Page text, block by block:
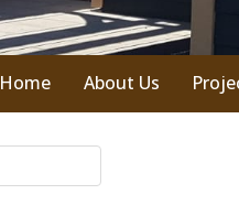
Home About Us